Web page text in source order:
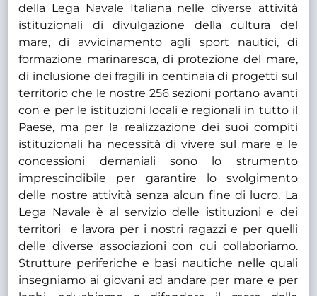
della Lega Navale Italiana nelle diverse attività
istituzionali di divulgazione della cultura del
mare, di avvicinamento agli sport nautici, di
formazione marinaresca, di protezione del mare,
di inclusione dei fragili in centinaia di progetti sul
territorio che le nostre 256 sezioni portano avanti
con e per le istituzioni locali e regionali in tutto il
Paese, ma per la realizzazione dei suoi compiti
istituzionali ha necessità di vivere sul mare e le
concessioni demaniali sono lo strumento
imprescindibile per garantire lo svolgimento
delle nostre attività senza alcun fine di lucro. La
Lega Navale è al servizio delle istituzioni e dei
territori e lavora per i nostri ragazzi e per quelli
delle diverse associazioni con cui collaboriamo.
Strutture periferiche e basi nautiche nelle quali
insegniamo ai giovani ad andare per mare e per